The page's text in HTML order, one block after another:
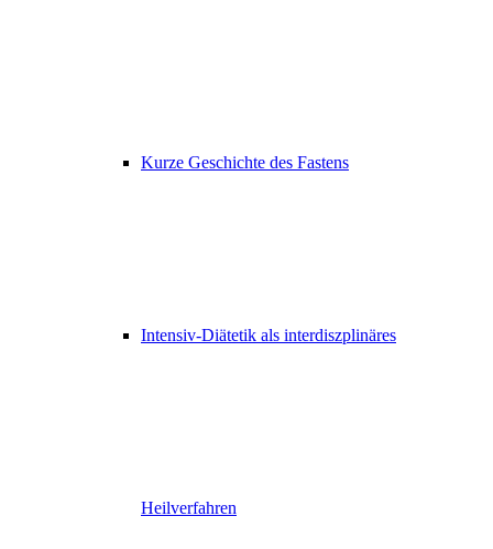
Kurze Geschichte des Fastens
Intensiv-Diätetik als interdiszplinäres
Heilverfahren